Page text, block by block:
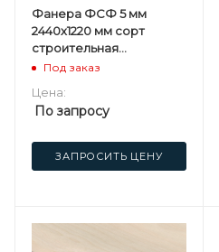
Фанера ФСФ 5 мм
2440х1220 мм сорт
строительная
нешлифованная
Под заказ
Цена:
По запросу
ЗАПРОСИТЬ ЦЕНУ